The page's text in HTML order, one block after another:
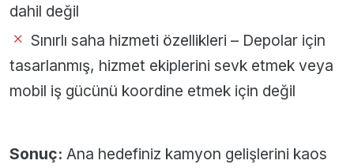
dahil değil
Sınırlı saha hizmeti özellikleri – Depolar için
tasarlanmış, hizmet ekiplerini sevk etmek veya
mobil iş gücünü koordine etmek için değil
Sonuç: Ana hedefiniz kamyon gelişlerini kaos